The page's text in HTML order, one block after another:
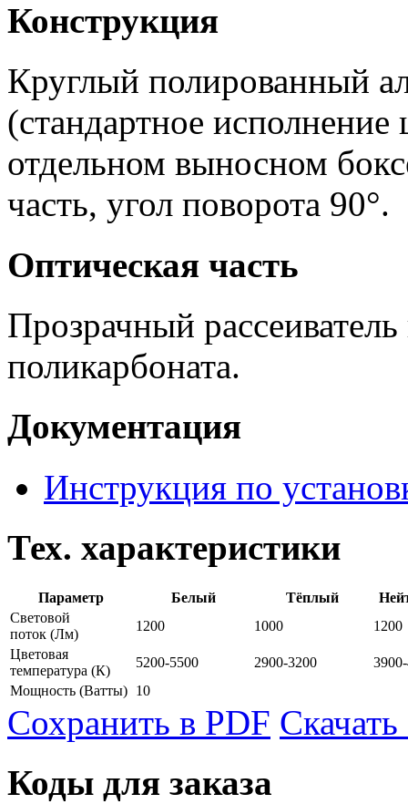
Конструкция
Круглый полированный
(стандартное
отдельном выносном
часть, угол поворота 90°.
Оптическая часть
Прозрачный
поликарбоната.
Документация
Инструкция по
Тех. характеристики
Параметр Белый Тёплый
Световой
поток (Лм)
1200 1000
1200
Цветовая
температура (К)
5200-5500 2900-3200
Мощность (Ватты) 10
Сохранить в PDF
Коды для заказа